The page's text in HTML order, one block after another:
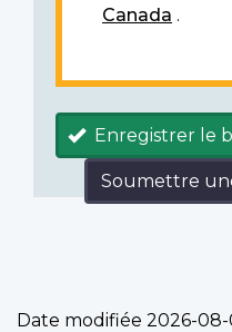
Canada .
Enregistrer le
Soumettre
Date modifiée 2026-08-